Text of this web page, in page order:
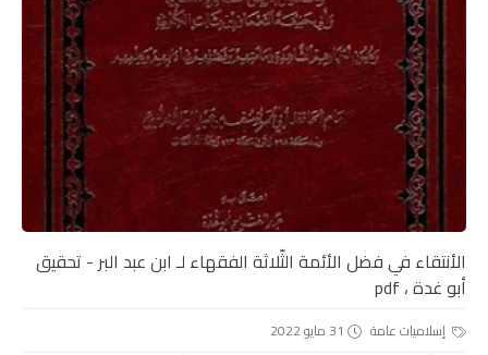
الأنتقاء في فضل الأئمة الثّلاثة الفقهاء لـ ابن عبد البر - تحقيق
أبو غدة ، pdf
إسلاميات عامة
31 مايو 2022